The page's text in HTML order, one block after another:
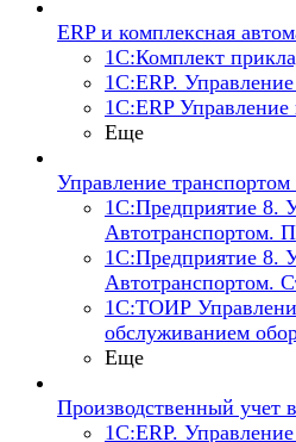
ERP и комплексная
1С:Комплект
1С:ERP.
1С:ERP Управление
Еще
Управление
1С:Предприятие 8.
Автотранспортом.
1С:Предприятие 8.
Автотранспортом.
1С:ТОИР
обслуживанием
Еще
Производственный учет
1С:ERP.